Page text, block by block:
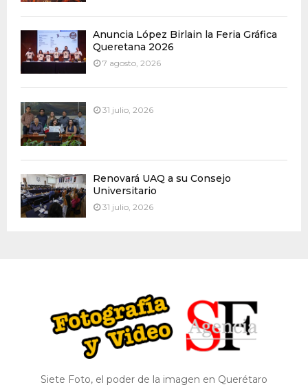
Anuncia López Birlain la Feria Gráfica
Queretana 2026
7 agosto, 2026
31 julio, 2026
Renovará UAQ a su Consejo
Universitario
31 julio, 2026
Siete Foto, el poder de la imagen en Querétaro